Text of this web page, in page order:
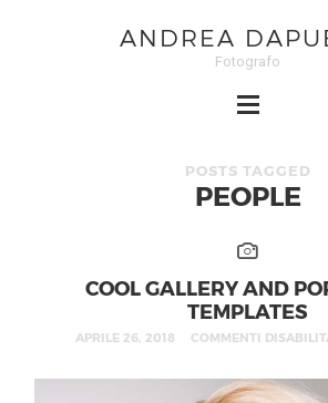
ANDREA
Fotografo
POSTS TAGGED
PEOPLE
COOL GALLERY AND
TEMPLATES
APRILE 26, 2018 COMMENTI